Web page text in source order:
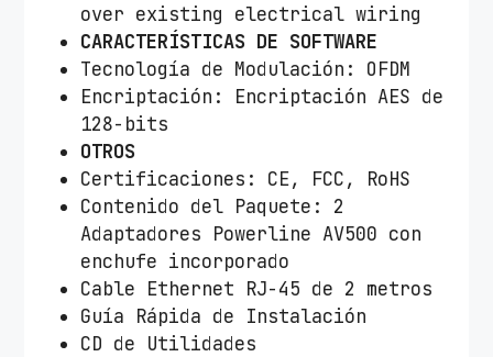
over existing electrical wiring
CARACTERÍSTICAS DE SOFTWARE
Tecnología de Modulación: OFDM
Encriptación: Encriptación AES de
128-bits
OTROS
Certificaciones: CE, FCC, RoHS
Contenido del Paquete: 2
Adaptadores Powerline AV500 con
enchufe incorporado
Cable Ethernet RJ-45 de 2 metros
Guía Rápida de Instalación
CD de Utilidades